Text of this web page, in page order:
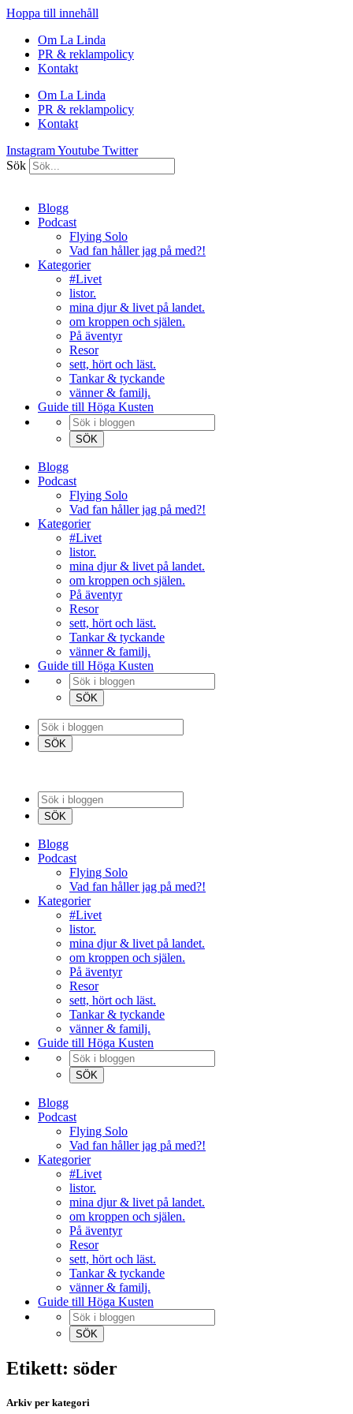
Hoppa till innehåll
Om La Linda
PR & reklampolicy
Kontakt
Om La Linda
PR & reklampolicy
Kontakt
InstagramYoutube Twitter
Sök
Blogg
Podcast
Flying Solo
Vad fan håller jag på med?!
Kategorier
#Livet
listor.
mina djur & livet på landet.
om kroppen och själen.
På äventyr
Resor
sett, hört och läst.
Tankar & tyckande
vänner & familj.
Guide till Höga Kusten
Blogg
Podcast
Flying Solo
Vad fan håller jag på med?!
Kategorier
#Livet
listor.
mina djur & livet på landet.
om kroppen och själen.
På äventyr
Resor
sett, hört och läst.
Tankar & tyckande
vänner & familj.
Guide till Höga Kusten
Blogg
Podcast
Flying Solo
Vad fan håller jag på med?!
Kategorier
#Livet
listor.
mina djur & livet på landet.
om kroppen och själen.
På äventyr
Resor
sett, hört och läst.
Tankar & tyckande
vänner & familj.
Guide till Höga Kusten
Blogg
Podcast
Flying Solo
Vad fan håller jag på med?!
Kategorier
#Livet
listor.
mina djur & livet på landet.
om kroppen och själen.
På äventyr
Resor
sett, hört och läst.
Tankar & tyckande
vänner & familj.
Guide till Höga Kusten
Etikett: söder
Arkiv per kategori